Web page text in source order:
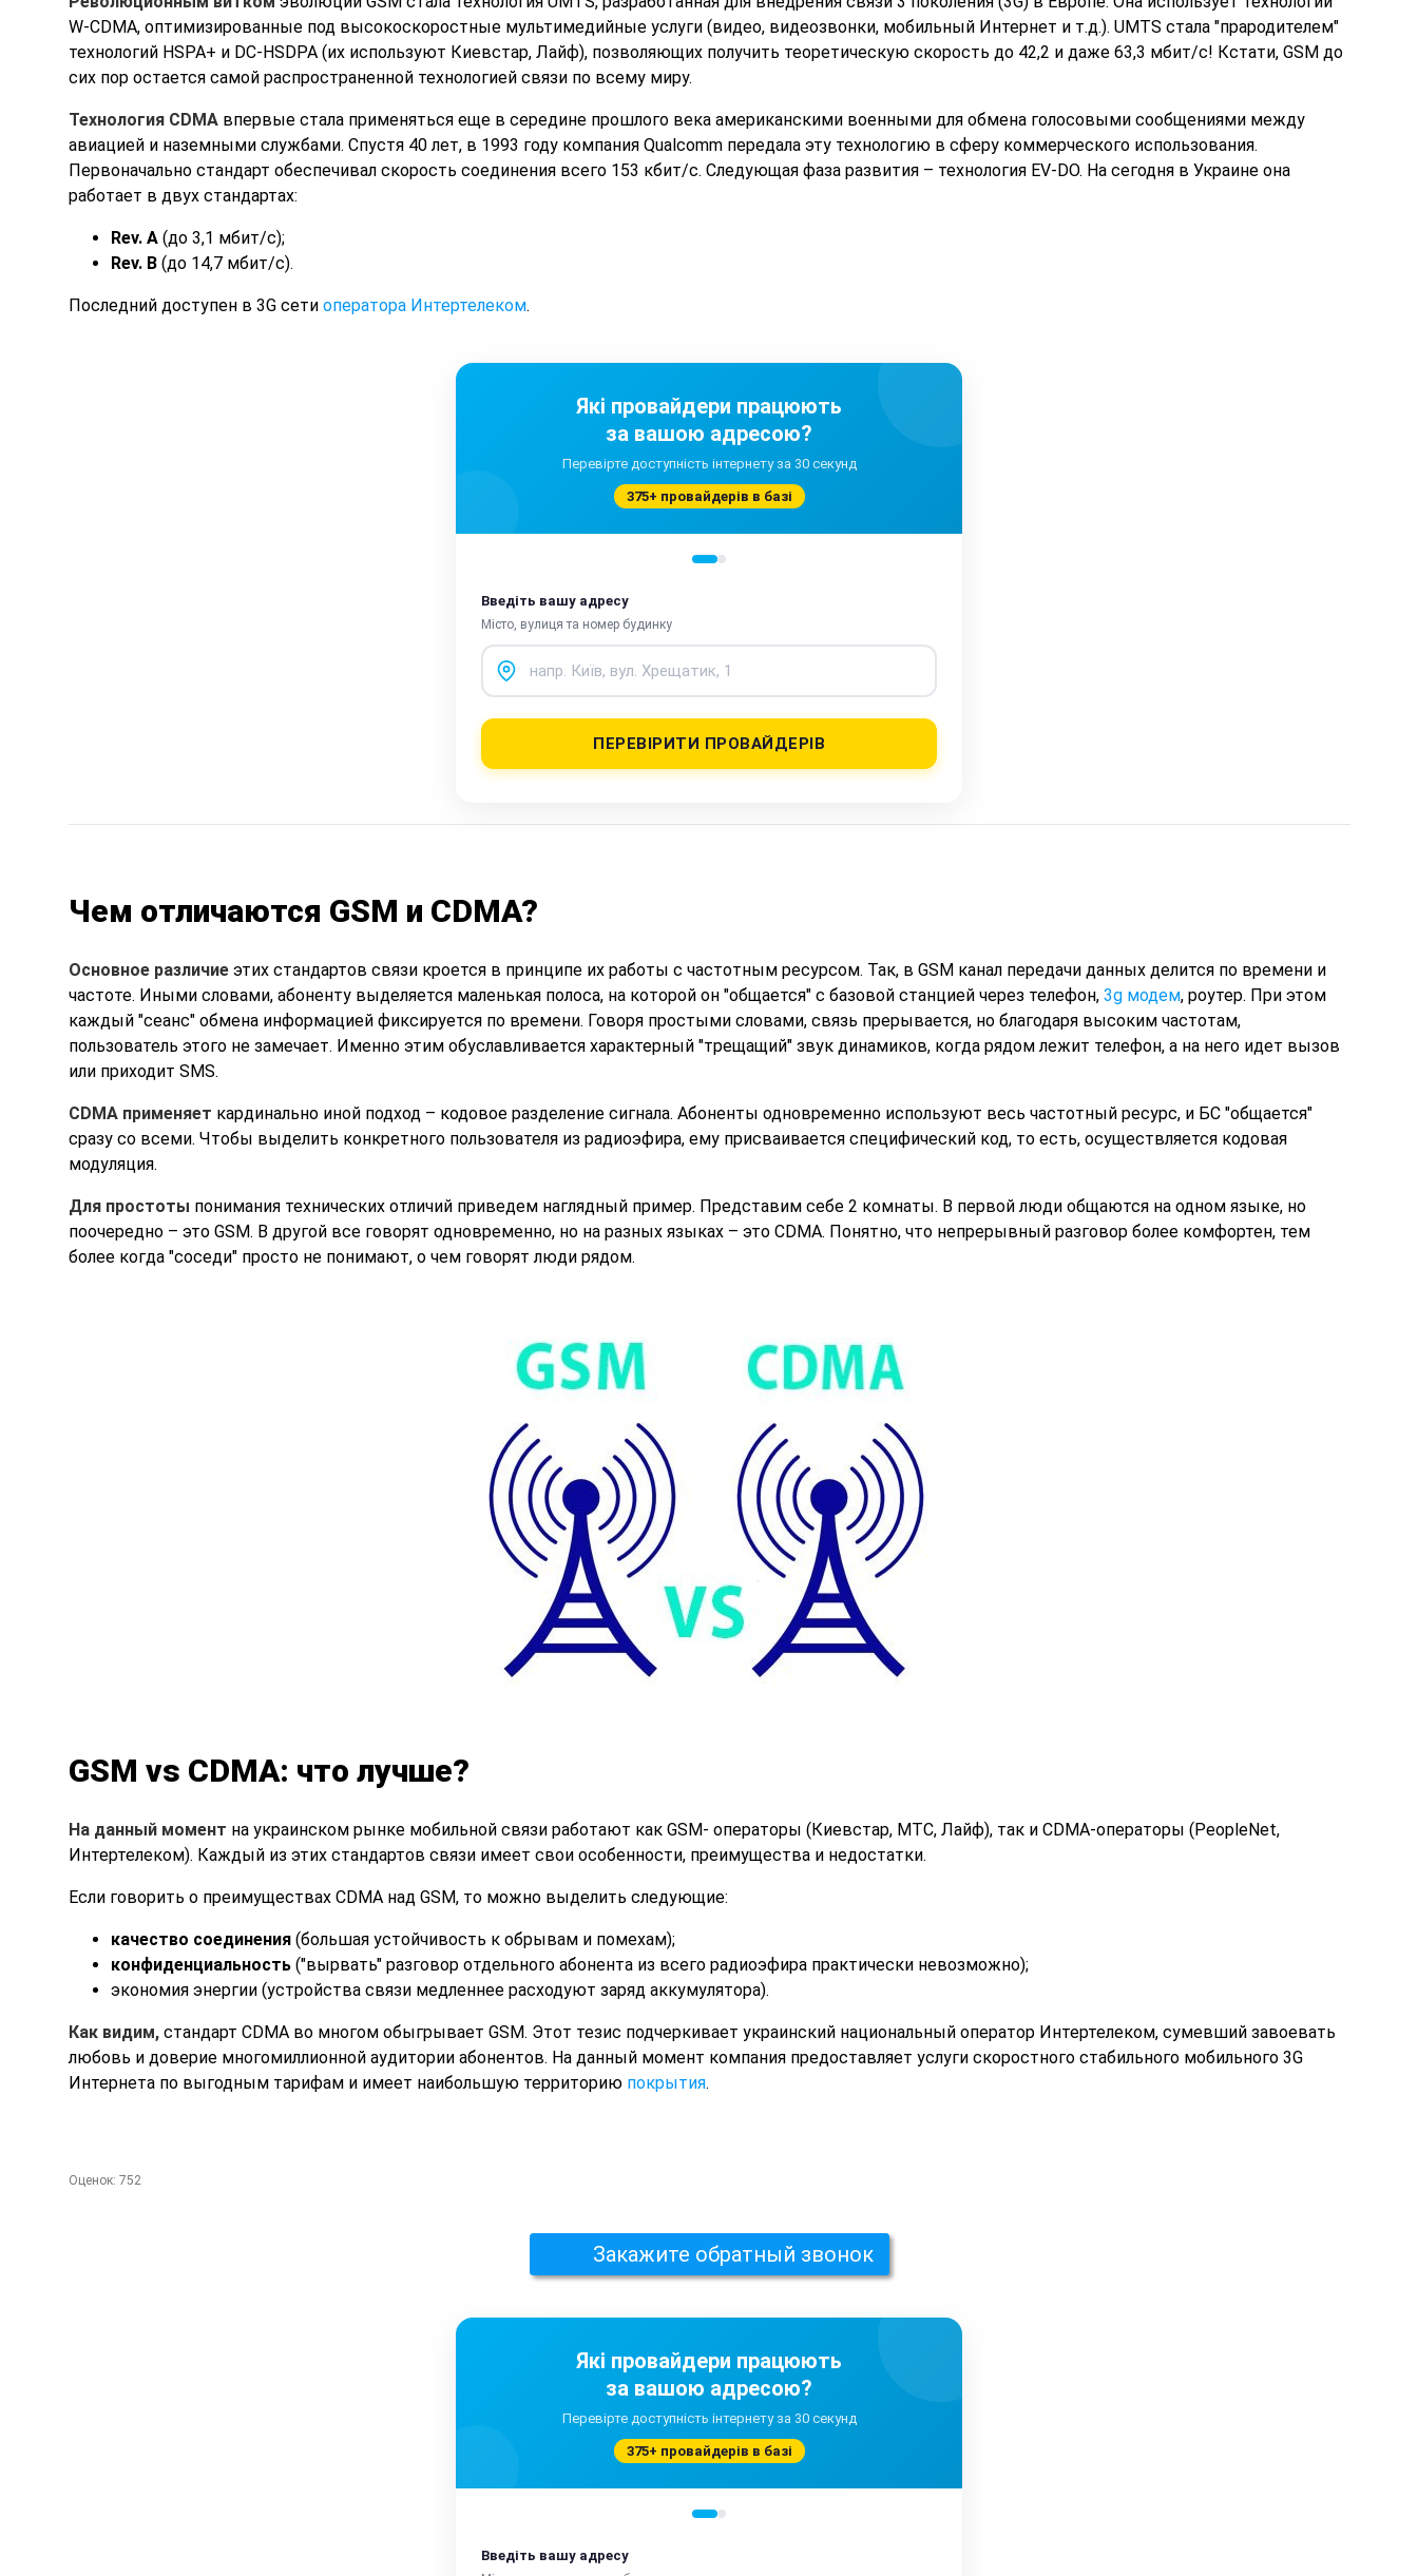
W-CDMA, оптимизированные под высокоскоростные мультимедийные услуги (видео, видеозвонки, мобильный Интернет и т.д.). UMTS стала "прародителем"
технологий HSPA+ и DC-HSDPA (их используют Киевстар, Лайф), позволяющих получить теоретическую скорость до 42,2 и даже 63,3 мбит/с! Кстати, GSM до
сих пор остается самой распространенной технологией связи по всему миру.
Технология CDMAвпервые стала применяться еще в середине прошлого века американскими военными для обмена голосовыми сообщениями между
авиацией и наземными службами. Спустя 40 лет, в 1993 году компания Qualcomm передала эту технологию в сферу коммерческого использования.
Первоначально стандарт обеспечивал скорость соединения всего 153 кбит/с. Следующая фаза развития – технология EV-DO. На сегодня в Украине она
работает в двух стандартах:
Rev. А (до 3,1 мбит/с);
Rev. B (до 14,7 мбит/с).
Последний доступен в 3G сети оператора Интертелеком.
Які провайдери працюють
за вашою адресою?
Перевірте доступність інтернету за 30 секунд
375+ провайдерів в базі
Введіть вашу адресу
Місто, вулиця та номер будинку
ПЕРЕВІРИТИ ПРОВАЙДЕРІВ
Чем отличаются GSM и CDMA?
Основное различиеэтих стандартов связи кроется в принципе их работы с частотным ресурсом. Так, в GSM канал передачи данных делится по времени и
частоте. Иными словами, абоненту выделяется маленькая полоса, на которой он "общается" с базовой станцией через телефон, 3g модем, роутер. При этом
каждый "сеанс" обмена информацией фиксируется по времени. Говоря простыми словами, связь прерывается, но благодаря высоким частотам,
пользователь этого не замечает. Именно этим обуславливается характерный "трещащий" звук динамиков, когда рядом лежит телефон, а на него идет вызов
или приходит SMS.
CDMA применяет кардинально иной подход – кодовое разделение сигнала. Абоненты одновременно используют весь частотный ресурс, и БС "общается"
сразу со всеми. Чтобы выделить конкретного пользователя из радиоэфира, ему присваивается специфический код, то есть, осуществляется кодовая
модуляция.
Для простоты понимания технических отличий приведем наглядный пример. Представим себе 2 комнаты. В первой люди общаются на одном языке, но
поочередно – это GSM. В другой все говорят одновременно, но на разных языках – это CDMA. Понятно, что непрерывный разговор более комфортен, тем
более когда "соседи" просто не понимают, о чем говорят люди рядом.
GSM vs CDMA: что лучше?
На данный момент на украинском рынке мобильной связи работают как GSM- операторы (Киевстар, МТС, Лайф), так и CDMA-операторы (PeopleNet,
Интертелеком). Каждый из этих стандартов связи имеет свои особенности, преимущества и недостатки.
Если говорить о преимуществах CDMA над GSM, то можно выделить следующие:
качество соединения(большая устойчивость к обрывам и помехам);
конфиденциальность("вырвать" разговор отдельного абонента из всего радиоэфира практически невозможно);
экономия энергии (устройства связи медленнее расходуют заряд аккумулятора).
Как видим,стандарт CDMA во многом обыгрывает GSM. Этот тезис подчеркивает украинский национальный оператор Интертелеком, сумевший завоевать
любовь и доверие многомиллионной аудитории абонентов. На данный момент компания предоставляет услуги скоростного стабильного мобильного 3G
Интернета по выгодным тарифам и имеет наибольшую территорию покрытия.
Оценок: 752
Закажите обратный звонок
Які провайдери працюють
за вашою адресою?
Перевірте доступність інтернету за 30 секунд
375+ провайдерів в базі
Введіть вашу адресу